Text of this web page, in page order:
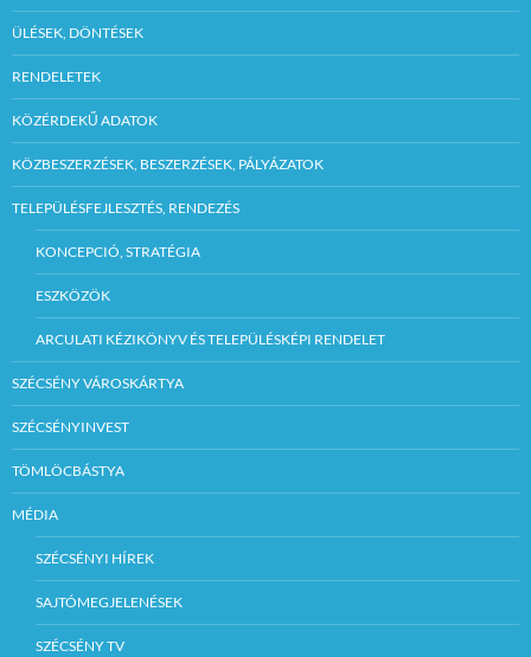
ÜLÉSEK, DÖNTÉSEK
RENDELETEK
KÖZÉRDEKŰ ADATOK
KÖZBESZERZÉSEK, BESZERZÉSEK, PÁLYÁZATOK
TELEPÜLÉSFEJLESZTÉS, RENDEZÉS
KONCEPCIÓ, STRATÉGIA
ESZKÖZÖK
ARCULATI KÉZIKÖNYV ÉS TELEPÜLÉSKÉPI RENDELET
SZÉCSÉNY VÁROSKÁRTYA
SZÉCSÉNYINVEST
TÖMLÖCBÁSTYA
MÉDIA
SZÉCSÉNYI HÍREK
SAJTÓMEGJELENÉSEK
SZÉCSÉNY TV